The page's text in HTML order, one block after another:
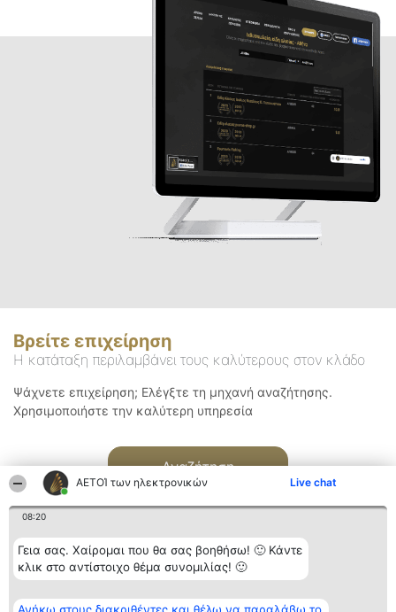
ΑΕΤΟΊ των ηλεκτρονικών Live chat
08:20
Γεια σας. Χαίρομαι που θα σας βοηθήσω! 🙂 Κάντε
κλικ στο αντίστοιχο θέμα συνομιλίας! 🙂
Βρείτε επιχείρηση
Η κατάταξη περιλαμβάνει τους καλύτερους στον κλάδο
Ψάχνετε επιχείρηση; Ελέγξτε τη μηχανή αναζήτησης.
Χρησιμοποιήστε την καλύτερη υπηρεσία
Αναζήτηση
Διοργανωτής της
κατάταξης
Κατάταξη
Διακριθέντες
Επικοινωνία
Επικοινωνία